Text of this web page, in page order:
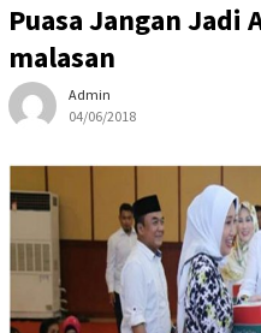
Puasa Jangan Jadi
malasan
Admin
04/06/2018